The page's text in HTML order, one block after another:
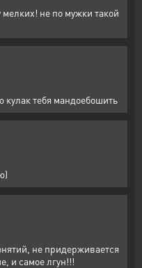
не по мужки такой
кулак тебя мандоебошить
не придерживается
и самое лгун!!!